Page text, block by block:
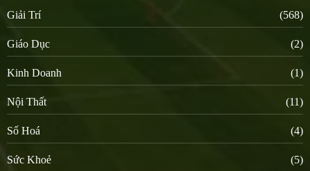
Giải Trí (568)
Giáo Dục (2)
Kinh Doanh (1)
Nội Thất (11)
Số Hoá (4)
Sức Khoẻ (5)